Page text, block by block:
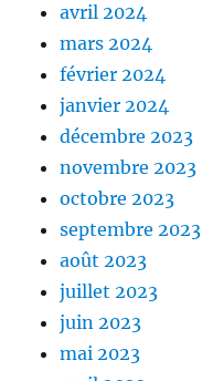
avril 2024
mars 2024
février 2024
janvier 2024
décembre 2023
novembre 2023
octobre 2023
septembre 2023
août 2023
juillet 2023
juin 2023
mai 2023